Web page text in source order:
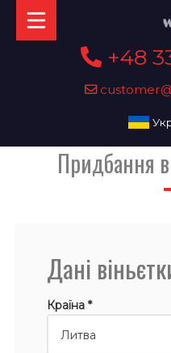
+48
Придбання
Дані
Країна *